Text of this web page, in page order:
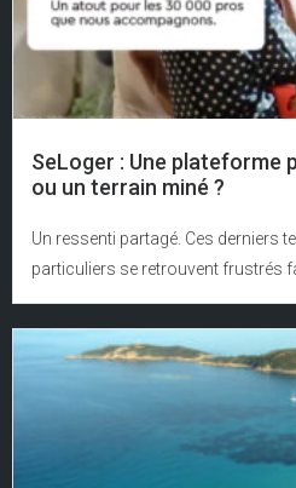
SeLoger : Une plateforme
ou un terrain miné ?
Un ressenti partagé. Ces derniers
particuliers se retrouvent frustrés